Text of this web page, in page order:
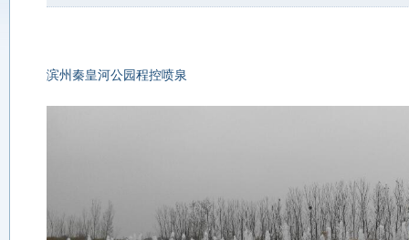
滨州秦皇河公园程控喷泉